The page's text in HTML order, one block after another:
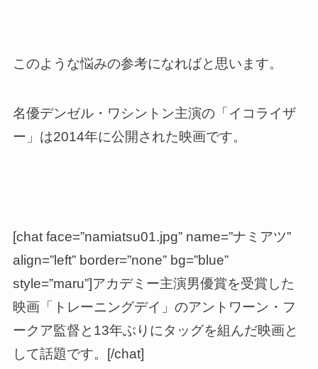
このような悩みの参考になればと思います。
名優デンゼル・ワシントン主演の「イコライザ
ー」は2014年に公開された映画です。
[chat face=”namiatsu01.jpg” name=”ナミアツ”
align=”left” border=”none” bg=”blue”
style=”maru”]アカデミー主演男優賞を受賞した
映画「トレーニングデイ」のアントワーン・フ
ークア監督と13年ぶりにタッグを組んだ映画と
して話題です。[/chat]